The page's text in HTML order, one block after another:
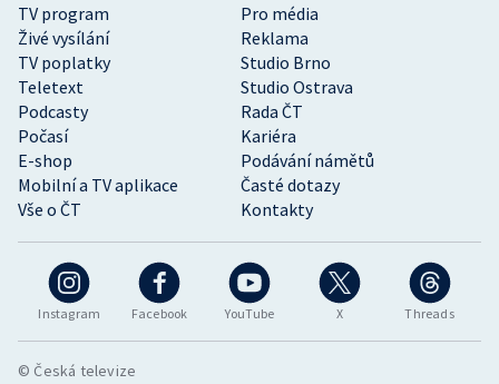
Instagram Facebook YouTube X Threads
TV program
Pro média
Živé vysílání
Reklama
TV poplatky
Studio Brno
Teletext
Studio Ostrava
Podcasty
Rada ČT
Počasí
Kariéra
E-shop
Podávání námětů
Mobilní a TV aplikace
Časté dotazy
Vše o ČT
Kontakty
© Česká televize